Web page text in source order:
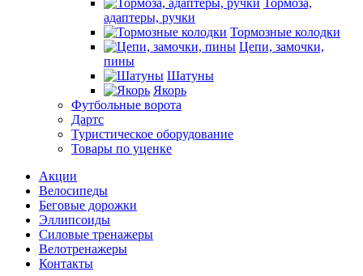
Тормоза,
адаптеры, ручки
Тормозные колодки
Цепи, замочки,
пины
Шатуны
Якорь
Футбольные ворота
Дартс
Туристическое оборудование
Товары по уценке
Акции
Велосипеды
Беговые дорожки
Эллипсоиды
Силовые тренажеры
Велотренажеры
Контакты